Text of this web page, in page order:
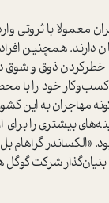
معمولا با ثروتی
دارند. همچنین
خطرکردن ذوق و شوق
خود را با
به این کشور
بیشتری را
«الکساندر گراهام
بنیان‌گذار شرکت